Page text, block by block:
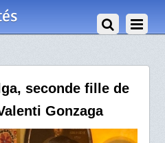
seconde fille de
Gonzaga